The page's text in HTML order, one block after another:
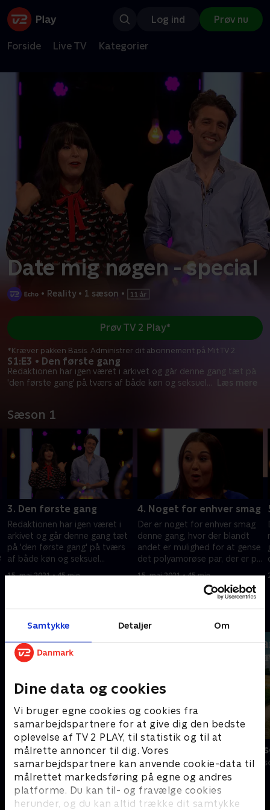
Samtykke Detaljer Om
Dine data og cookies
Vi bruger egne cookies og cookies fra
samarbejdspartnere for at give dig den bedste
oplevelse af TV 2 PLAY, til statistik og til at
målrette annoncer til dig. Vores
samarbejdspartnere kan anvende cookie-data til
målrettet markedsføring på egne og andres
platforme. Du kan til- og fravælge cookies
herunder, og du kan altid trække dit samtykke
Log ind Prøv nu
Forside Live TV Kategorier
Date mig nøgen - special
• Reality • 1 sæson •
S1:E3 • Den første gang
Redaktionen har igen været i arkivet og går denne gang tæt på
'den første gang' på tværs af både køn og seksuel
Læs mere
Prøv TV 2 Play*
*Kræver pakken Basis. Administrer dit abonnement på Mit TV 2.
Sæson 1
3. Den første gang
Redaktionen har igen været i
arkivet og går denne gang tæt
på 'den første gang' på tværs
af både køn og seksuel
15. maj 2021 • 45 min
4. Noget for enhver smag
Der er noget for enhver smag
denne gang, hvor der blandt
andet er mulighed for at gense
det polyamorøse par, der er på
15. maj 2021 • 45 min
Date mig nøgen UK
Reality • 7 sæsoner
Landmand
Reality • 13